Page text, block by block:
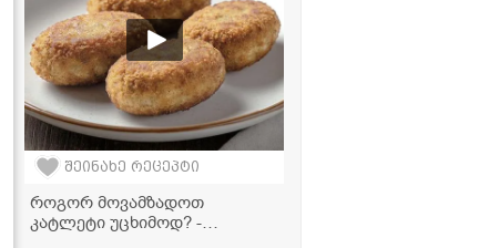
შეინახე რეცეპტი
როგორ მოვამზადოთ
კატლეტი უცხიმოდ? -